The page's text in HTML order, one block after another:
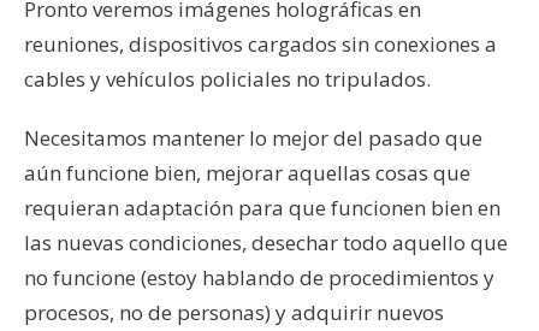
Pronto veremos imágenes holográficas en
reuniones, dispositivos cargados sin conexiones a
cables y vehículos policiales no tripulados.
Necesitamos mantener lo mejor del pasado que
aún funcione bien, mejorar aquellas cosas que
requieran adaptación para que funcionen bien en
las nuevas condiciones, desechar todo aquello que
no funcione (estoy hablando de procedimientos y
procesos, no de personas) y adquirir nuevos